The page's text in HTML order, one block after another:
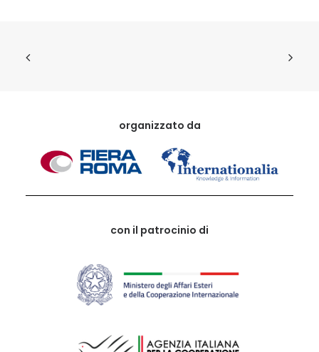
organizzato da
con il patrocinio di